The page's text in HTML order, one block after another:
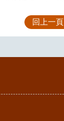
回上一頁